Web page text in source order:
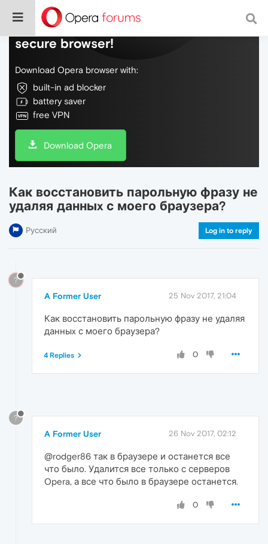
Do more on the web, with a fast and
secure browser!
Download Opera browser with:
built-in ad blocker
battery saver
free VPN
Download Opera
Как восстановить парольную фразу не
удаляя данныx с моего браузера?
Русский Log in to reply
?
A Former User 25 Nov 2017, 21:04
Как восстановить парольную фразу не удаляя
данныx с моего браузера?
0
4 Replies
?
A Former User 26 Nov 2017, 02:12
@rodger86 так в браузере и останется все
что было. Удалится все только с серверов
Opera, а все что было в браузере останется.
0